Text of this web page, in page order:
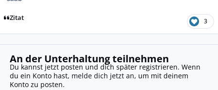
Zitat 3
An der Unterhaltung teilnehmen
Du kannst jetzt posten und dich später registrieren. Wenn
du ein Konto hast, melde dich jetzt an, um mit deinem
Konto zu posten.